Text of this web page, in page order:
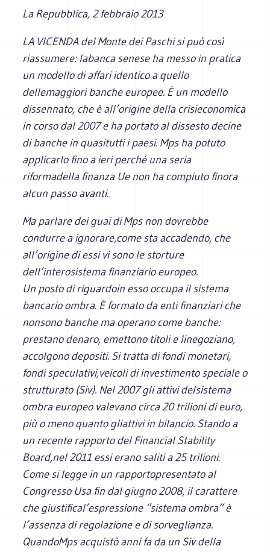
La Repubblica, 2 febbraio 2013
LA VICENDA del Monte dei Paschi si può così
riassumere: labanca senese ha messo in pratica
un modello di affari identico a quello
dellemaggiori banche europee. È un modello
dissennato, che è all’origine della crisieconomica
in corso dal 2007 e ha portato al dissesto decine
di banche in quasitutti i paesi. Mps ha potuto
applicarlo fino a ieri perché una seria
riformadella finanza Ue non ha compiuto finora
alcun passo avanti.
Ma parlare dei guai di Mps non dovrebbe
condurre a ignorare,come sta accadendo, che
all’origine di essi vi sono le storture
dell’interosistema finanziario europeo.
Un posto di riguardoin esso occupa il sistema
bancario ombra. È formato da enti finanziari che
nonsono banche ma operano come banche:
prestano denaro, emettono titoli e linegoziano,
accolgono depositi. Si tratta di fondi monetari,
fondi speculativi,veicoli di investimento speciale o
strutturato (Siv). Nel 2007 gli attivi delsistema
ombra europeo valevano circa 20 trilioni di euro,
più o meno quanto gliattivi in bilancio. Stando a
un recente rapporto del Financial Stability
Board,nel 2011 essi erano saliti a 25 trilioni.
Come si legge in un rapportopresentato al
Congresso Usa fin dal giugno 2008, il carattere
che giustifical’espressione “sistema ombra” è
l’assenza di regolazione e di sorveglianza.
QuandoMps acquistò anni fa da un Siv della